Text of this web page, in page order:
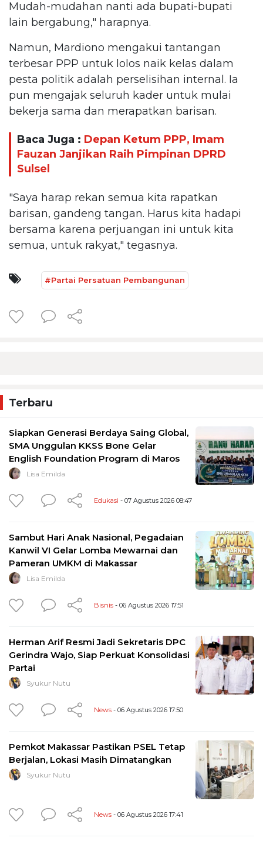
Mudah-mudahan nanti ada bupati-bupati
lain bergabung," harapnya.
Namun, Mardiono mengakui tantangan
terbesar PPP untuk lolos naik kelas dalam
pesta politik adalah perselisihan internal. Ia
pun mengajak seluruh kader untuk mulai
bekerja sama dan merapatkan barisan.
Baca Juga : Depan Ketum PPP, Imam
Fauzan Janjikan Raih Pimpinan DPRD
Sulsel
"Saya harap rekan semua kita rapatkan
barisan, gandeng tangan. Harus kita hadapi
bersama karena perjuangan ini untuk kita
semua, untuk rakyat," tegasnya.
#Partai Persatuan Pembangunan
Terbaru
Siapkan Generasi Berdaya Saing Global,
SMA Unggulan KKSS Bone Gelar
English Foundation Program di Maros
Lisa Emilda
Edukasi - 07 Agustus 2026 08:47
Sambut Hari Anak Nasional, Pegadaian
Kanwil VI Gelar Lomba Mewarnai dan
Pameran UMKM di Makassar
Lisa Emilda
Bisnis - 06 Agustus 2026 17:51
Herman Arif Resmi Jadi Sekretaris DPC
Gerindra Wajo, Siap Perkuat Konsolidasi
Partai
Syukur Nutu
News - 06 Agustus 2026 17:50
Pemkot Makassar Pastikan PSEL Tetap
Berjalan, Lokasi Masih Dimatangkan
Syukur Nutu
News - 06 Agustus 2026 17:41